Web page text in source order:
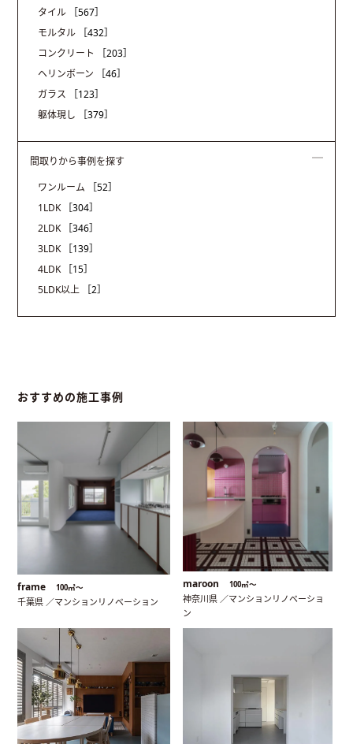
タイル
［567］
モルタル
［432］
コンクリート
［203］
ヘリンボーン
［46］
ガラス
［123］
躯体現し
［379］
間取りから事例を探す
ワンルーム
［52］
1LDK
［304］
2LDK
［346］
3LDK
［139］
4LDK
［15］
5LDK以上
［2］
おすすめの施工事例
frame 100㎡〜
千葉県 ／マンションリノベーション
maroon 100㎡〜
神奈川県 ／マンションリノベーショ
ン